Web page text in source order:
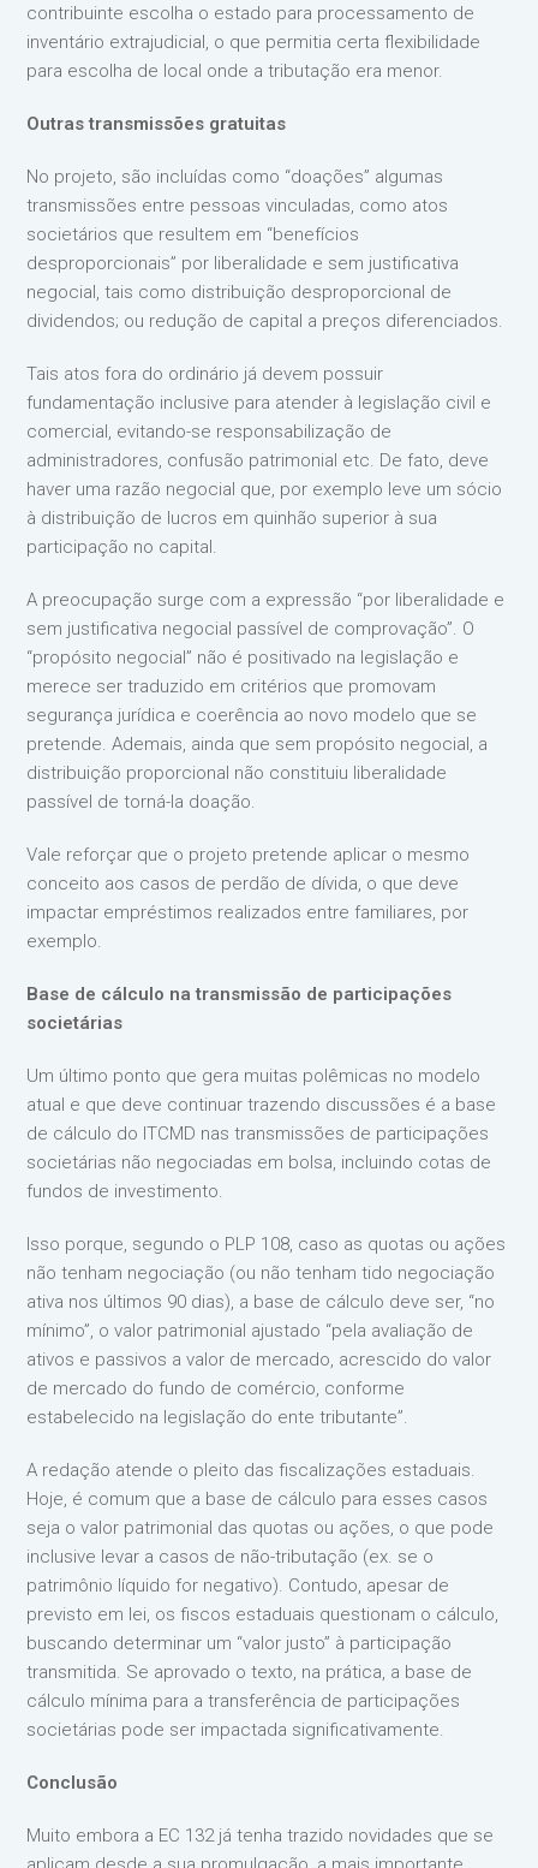
contribuinte escolha o estado para processamento de
inventário extrajudicial, o que permitia certa flexibilidade
para escolha de local onde a tributação era menor.
Outras transmissões gratuitas
No projeto, são incluídas como “doações” algumas
transmissões entre pessoas vinculadas, como atos
societários que resultem em “benefícios
desproporcionais” por liberalidade e sem justificativa
negocial, tais como distribuição desproporcional de
dividendos; ou redução de capital a preços diferenciados.
Tais atos fora do ordinário já devem possuir
fundamentação inclusive para atender à legislação civil e
comercial, evitando-se responsabilização de
administradores, confusão patrimonial etc. De fato, deve
haver uma razão negocial que, por exemplo leve um sócio
à distribuição de lucros em quinhão superior à sua
participação no capital.
A preocupação surge com a expressão “por liberalidade e
sem justificativa negocial passível de comprovação”. O
“propósito negocial” não é positivado na legislação e
merece ser traduzido em critérios que promovam
segurança jurídica e coerência ao novo modelo que se
pretende. Ademais, ainda que sem propósito negocial, a
distribuição proporcional não constituiu liberalidade
passível de torná-la doação.
Vale reforçar que o projeto pretende aplicar o mesmo
conceito aos casos de perdão de dívida, o que deve
impactar empréstimos realizados entre familiares, por
exemplo.
Base de cálculo na transmissão de participações
societárias
Um último ponto que gera muitas polêmicas no modelo
atual e que deve continuar trazendo discussões é a base
de cálculo do ITCMD nas transmissões de participações
societárias não negociadas em bolsa, incluindo cotas de
fundos de investimento.
Isso porque, segundo o PLP 108, caso as quotas ou ações
não tenham negociação (ou não tenham tido negociação
ativa nos últimos 90 dias), a base de cálculo deve ser, “no
mínimo”, o valor patrimonial ajustado “pela avaliação de
ativos e passivos a valor de mercado, acrescido do valor
de mercado do fundo de comércio, conforme
estabelecido na legislação do ente tributante”.
A redação atende o pleito das fiscalizações estaduais.
Hoje, é comum que a base de cálculo para esses casos
seja o valor patrimonial das quotas ou ações, o que pode
inclusive levar a casos de não-tributação (ex. se o
patrimônio líquido for negativo). Contudo, apesar de
previsto em lei, os fiscos estaduais questionam o cálculo,
buscando determinar um “valor justo” à participação
transmitida. Se aprovado o texto, na prática, a base de
cálculo mínima para a transferência de participações
societárias pode ser impactada significativamente.
Conclusão
Muito embora a EC 132 já tenha trazido novidades que se